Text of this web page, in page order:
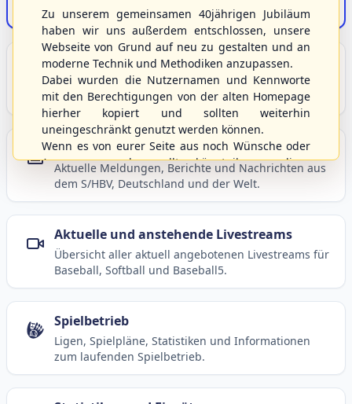
Der Onlineshop des S/HBV
Unser Sport
Grundlagen und Hintergründe zu Baseball, Softball
und Baseball5.
Berichte und Neuigkeiten
Aktuelle Meldungen, Berichte und Nachrichten aus
dem S/HBV, Deutschland und der Welt.
Aktuelle und anstehende Livestreams
Übersicht aller aktuell angebotenen Livestreams für
Baseball, Softball und Baseball5.
Spielbetrieb
Ligen, Spielpläne, Statistiken und Informationen
zum laufenden Spielbetrieb.
Zu unserem gemeinsamen 40jährigen Jubiläum
haben wir uns außerdem entschlossen, unsere
Webseite von Grund auf neu zu gestalten und an
moderne Technik und Methodiken anzupassen.
Dabei wurden die Nutzernamen und Kennworte
mit den Berechtigungen von der alten Homepage
hierher kopiert und sollten weiterhin
uneingeschränkt genutzt werden können.
Wenn es von eurer Seite aus noch Wünsche oder
Anregungen geben sollte, könnt ihr uns diese
gerne an die Verbandsadresseinfo@shbvnet.de